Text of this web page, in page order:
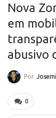
Nova
em
abusivo
Por
0